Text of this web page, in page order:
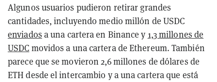
Algunos usuarios pudieron retirar grandes
cantidades, incluyendo medio millón de USDC
enviados a una cartera en Binance y 1,3 millones de
USDC movidos a una cartera de Ethereum. También
parece que se movieron 2,6 millones de dólares de
ETH desde el intercambio y a una cartera que está